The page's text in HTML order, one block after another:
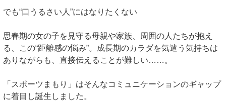
でも“口うるさい人”にはなりたくない
思春期の女の子を見守る母親や家族、周囲の人たちが抱え
る、この“距離感の悩み”。成長期のカラダを気遣う気持ちは
ありながらも、直接伝えることが難しい……。
「スポーツまもり」はそんなコミュニケーションのギャップ
に着目し誕生しました。